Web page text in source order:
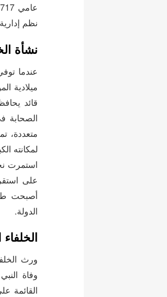
نظم
نشأة
قائد
الصحابة
متعددة،
لمكانته
استمرت
على
أصبحت
الدولة.
ورث
وفاة
القائمة